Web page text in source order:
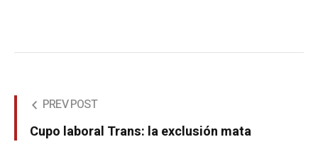
PREV POST
Cupo laboral Trans: la exclusión mata